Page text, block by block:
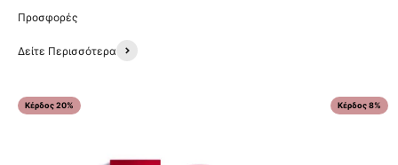
Δείτε Περισσότερα
Κέρδος 20% Κέρδος 8%